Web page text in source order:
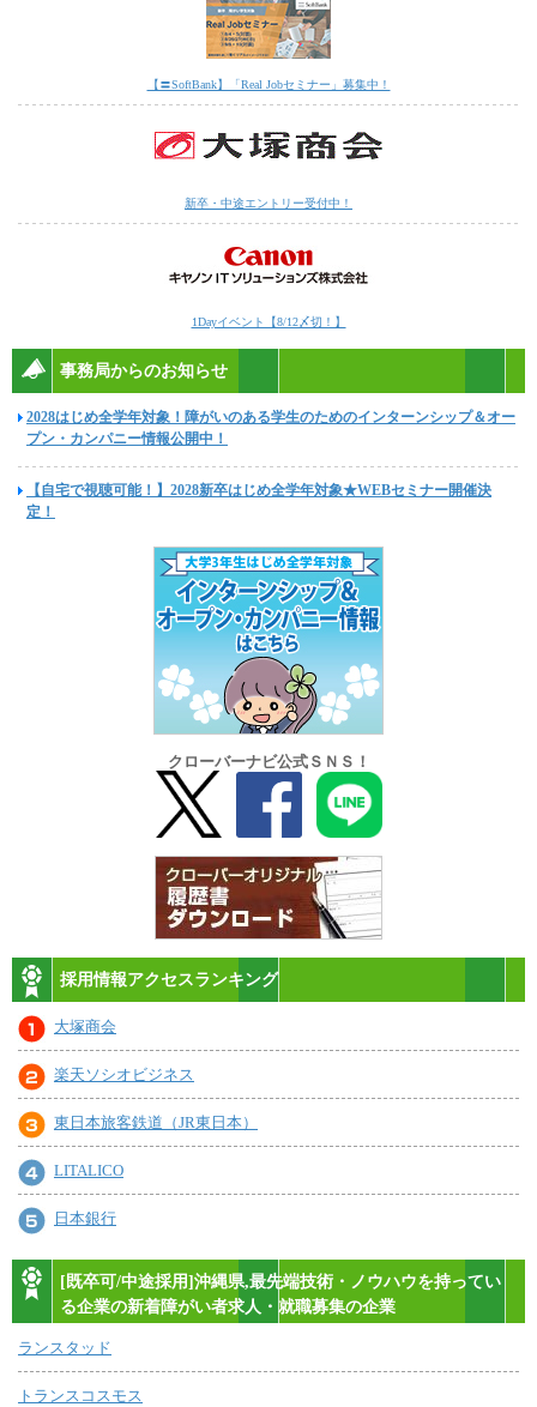
【〓SoftBank】「Real Jobセミナー」募集中！
新卒・中途エントリー受付中！
1Dayイベント【8/12〆切！】
事務局からのお知らせ
2028はじめ全学年対象！障がいのある学生のためのインターンシップ＆オー
プン・カンパニー情報公開中！
【自宅で視聴可能！】2028新卒はじめ全学年対象★WEBセミナー開催決
定！
クローバーナビ公式ＳＮＳ！
採用情報アクセスランキング
大塚商会
楽天ソシオビジネス
東日本旅客鉄道（JR東日本）
LITALICO
日本銀行
[既卒可/中途採用]沖縄県,最先端技術・ノウハウを持ってい
る企業の新着障がい者求人・就職募集の企業
ランスタッド
トランスコスモス